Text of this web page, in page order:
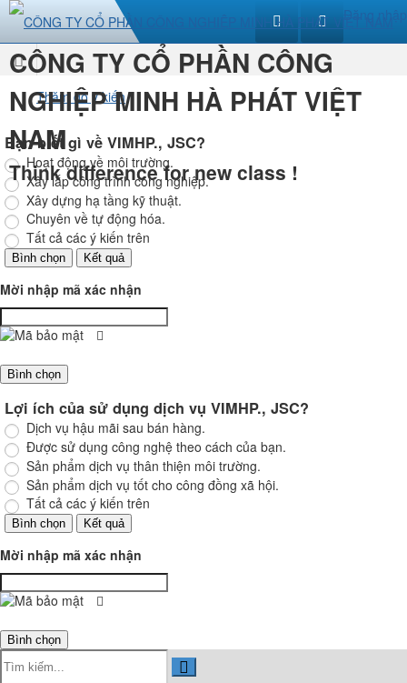
CÔNG TY CỔ PHẦN CÔNG
NGHIỆP MINH HÀ PHÁT VIỆT
NAM
Think difference for new class !
Đăng nhập
TrangThăm dò ý kiến
Bạn biết gì về VIMHP., JSC?
Hoạt động về môi trường.
Xây lắp công trình công nghiệp.
Xây dựng hạ tầng kỹ thuật.
Chuyên về tự động hóa.
Tất cả các ý kiến trên
Mời nhập mã xác nhận
Lợi ích của sử dụng dịch vụ VIMHP., JSC?
Dịch vụ hậu mãi sau bán hàng.
Được sử dụng công nghệ theo cách của bạn.
Sản phẩm dịch vụ thân thiện môi trường.
Sản phẩm dịch vụ tốt cho công đồng xã hội.
Tất cả các ý kiến trên
Mời nhập mã xác nhận